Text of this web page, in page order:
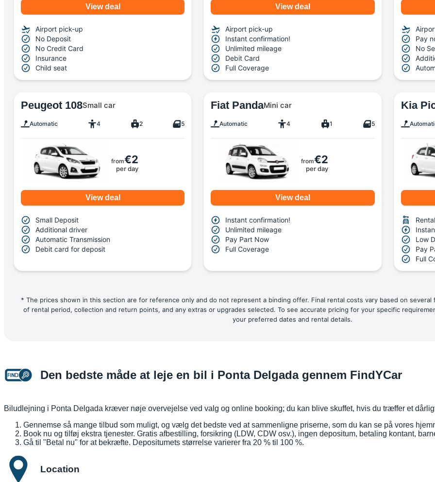
View deal
Airport pick-up
No Deposit
No Credit Card
Insurance
Child seat
View deal
Airport pick-up
Instant confirmation!
Unlimited mileage
Debit Card
Full Coverage
Pay
No
Peugeot 108Small car
Automatic 4 2 5
from€2
per day
View deal
Small Deposit
Additional driver
Automatic Transmission
Debit card for deposit
Fiat PandaMini car
Automatic 4 1 5
from€2
per day
View deal
Instant confirmation!
Unlimited mileage
Pay Part Now
Full Coverage
Kia
Low
Pay
Full
* The prices shown in this section are for reference only and do not represent a binding offer. Final rental costs vary based on
of rental period, collection and return points, and any extras or upgrades selected. To see accurate pricing for your specific
your preferred dates and rental details.
Den bedste måde at leje en bil i Ponta Delgada gennem FindYCar
Biludlejning i Ponta Delgada kræver nøje overvejelse ved valg og online booking; du kan blive skuffet, hvis du træffer et
Gennemse så mange tilbud som muligt, og vælg det bedste ved at sammenligne priserne, som du kan se på vores
Book nu og tilføj ekstra tjenester. Gratis afbestilling, forsikring (LDW, CDW osv.), ingen depositum, betaling kontant,
Gå til "Betal nu" for at bekræfte. Depositumets størrelse varierer fra 20 % til 100 %.
Location